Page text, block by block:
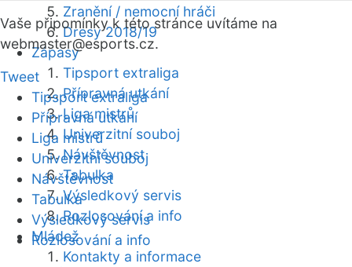
Zranění / nemocní hráči
Dresy 2018/19
Zápasy
Tipsport extraliga
Přípravná utkání
Liga mistrů
Univerzitní souboj
Návštěvnost
Tabulka
Výsledkový servis
Rozlosování a info
Mládež
Kontakty a informace
Vaše připomínky k této stránce uvítáme na
webmaster@esports.cz.
Tweet
Tipsport extraliga
Přípravná utkání
Liga mistrů
Univerzitní souboj
Návštěvnost
Tabulka
Výsledkový servis
Rozlosování a info